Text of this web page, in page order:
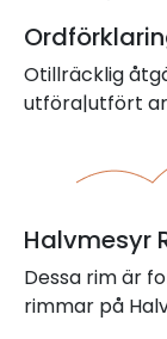
Otillräcklig
utföra|utfört
Halvmesyr
Dessa rim är
rimmar på